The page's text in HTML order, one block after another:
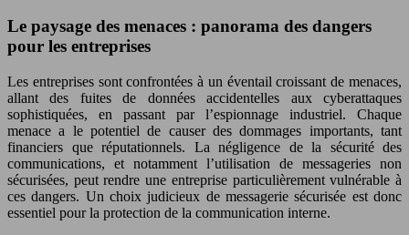
Le paysage des menaces : panorama des dangers
pour les entreprises
Les entreprises sont confrontées à un éventail croissant de menaces,
allant des fuites de données accidentelles aux cyberattaques
sophistiquées, en passant par l’espionnage industriel. Chaque
menace a le potentiel de causer des dommages importants, tant
financiers que réputationnels. La négligence de la sécurité des
communications, et notamment l’utilisation de messageries non
sécurisées, peut rendre une entreprise particulièrement vulnérable à
ces dangers. Un choix judicieux de messagerie sécurisée est donc
essentiel pour la protection de la communication interne.